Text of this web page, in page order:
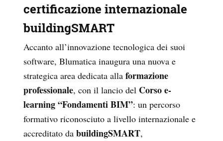
certificazione internazionale
buildingSMART
Accanto all’innovazione tecnologica dei suoi
software, Blumatica inaugura una nuova e
strategica area dedicata alla formazione
professionale, con il lancio del Corso e-
learning “Fondamenti BIM”: un percorso
formativo riconosciuto a livello internazionale e
accreditato da buildingSMART,